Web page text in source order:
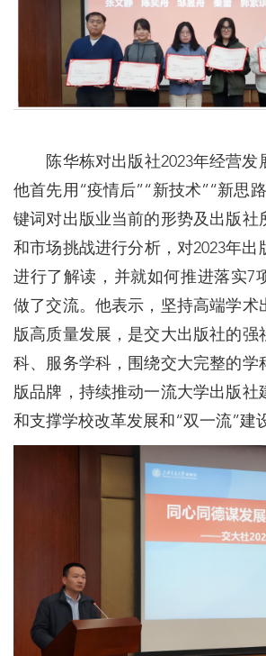
陈华栋对出版社2023年经营发
他首先用“疫情后”“新技术”“新思
键词对出版业当前的形势及出版社
和市场挑战进行分析，对2023年出
进行了解读，并就如何推进落实7
做了交流。他表示，坚持高端学术
版高质量发展，是交大出版社的强
科、服务学科，围绕交大完整的学
版品牌，持续推动一流大学出版社
和支撑学校改革发展和“双一流”建